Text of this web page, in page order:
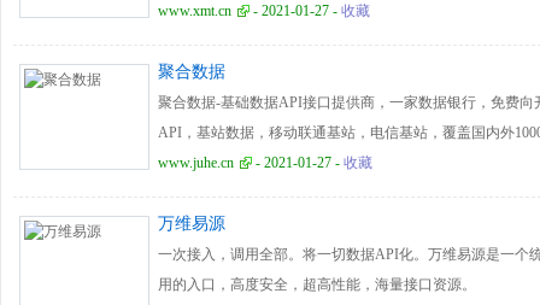
www.xmt.cn - 2021-01-27 - 收藏
聚合数据
聚合数据-基础数据API接口提供商，一家数据银行，免费
API，基站数据，移动联通基站，电信基站，覆盖国内外
行，金融，LBS数据以及其他各种有效合法资讯类信息数
www.juhe.cn - 2021-01-27 - 收藏
万维易源
一次接入，调用全部。将一切数据API化。万维易源是一个
用的入口，高度安全，超高性能，海量接口资源。